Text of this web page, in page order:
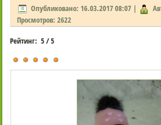
Опубликовано: 16.03.2017 08:07 |
Просмотров: 2622
Рейтинг:5/5